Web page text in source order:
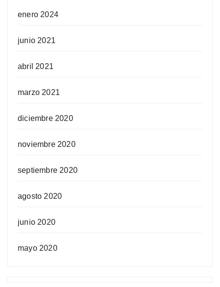
enero 2024
junio 2021
abril 2021
marzo 2021
diciembre 2020
noviembre 2020
septiembre 2020
agosto 2020
junio 2020
mayo 2020